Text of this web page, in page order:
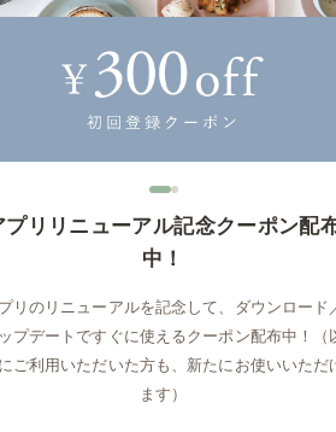
スツール。
しのシーンで活躍します。
に使っているのかご紹介します。
プリリニューアル記念クーポン配
中！
リのリニューアルを記念して、ダウンロード
プデートですぐに使えるクーポン配布中！（
ご利用いただいた方も、新たにお使いいただ
ます）